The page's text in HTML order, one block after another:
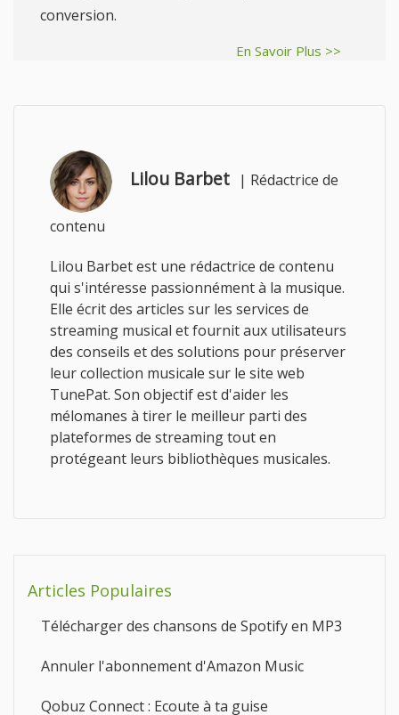
conversion.
En Savoir Plus >>
Lilou Barbet | Rédactrice de
contenu
Lilou Barbet est une rédactrice de contenu
qui s'intéresse passionnément à la musique.
Elle écrit des articles sur les services de
streaming musical et fournit aux utilisateurs
des conseils et des solutions pour préserver
leur collection musicale sur le site web
TunePat. Son objectif est d'aider les
mélomanes à tirer le meilleur parti des
plateformes de streaming tout en
protégeant leurs bibliothèques musicales.
Articles Populaires
Télécharger des chansons de Spotify en MP3
Annuler l'abonnement d'Amazon Music
Qobuz Connect : Ecoute à ta guise